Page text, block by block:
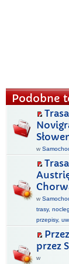
Podobne
w
w
trasy,
przepisy,
przez
w